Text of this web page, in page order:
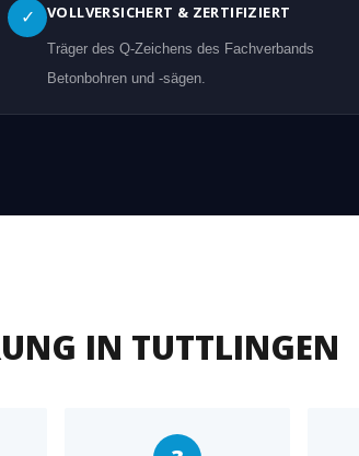
✓ VOLLVERSICHERT & ZERTIFIZIERT
Träger des Q-Zeichens des Fachverbands
Betonbohren und -sägen.
IN TUTTLINGEN